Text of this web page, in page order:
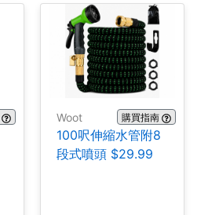
Woot 購買指南
100呎伸縮水管附8
段式噴頭 $29.99